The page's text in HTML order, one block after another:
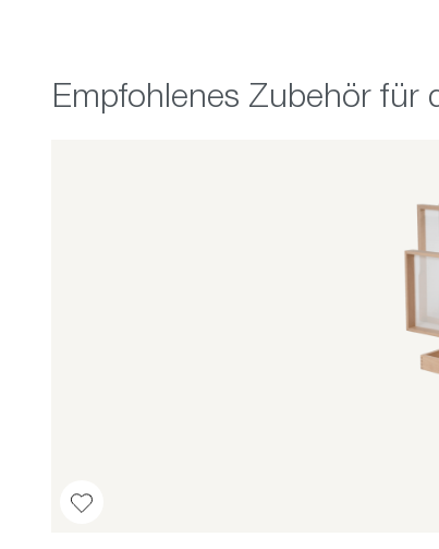
Produktgalerie überspringen
Empfohlenes Zubehör für